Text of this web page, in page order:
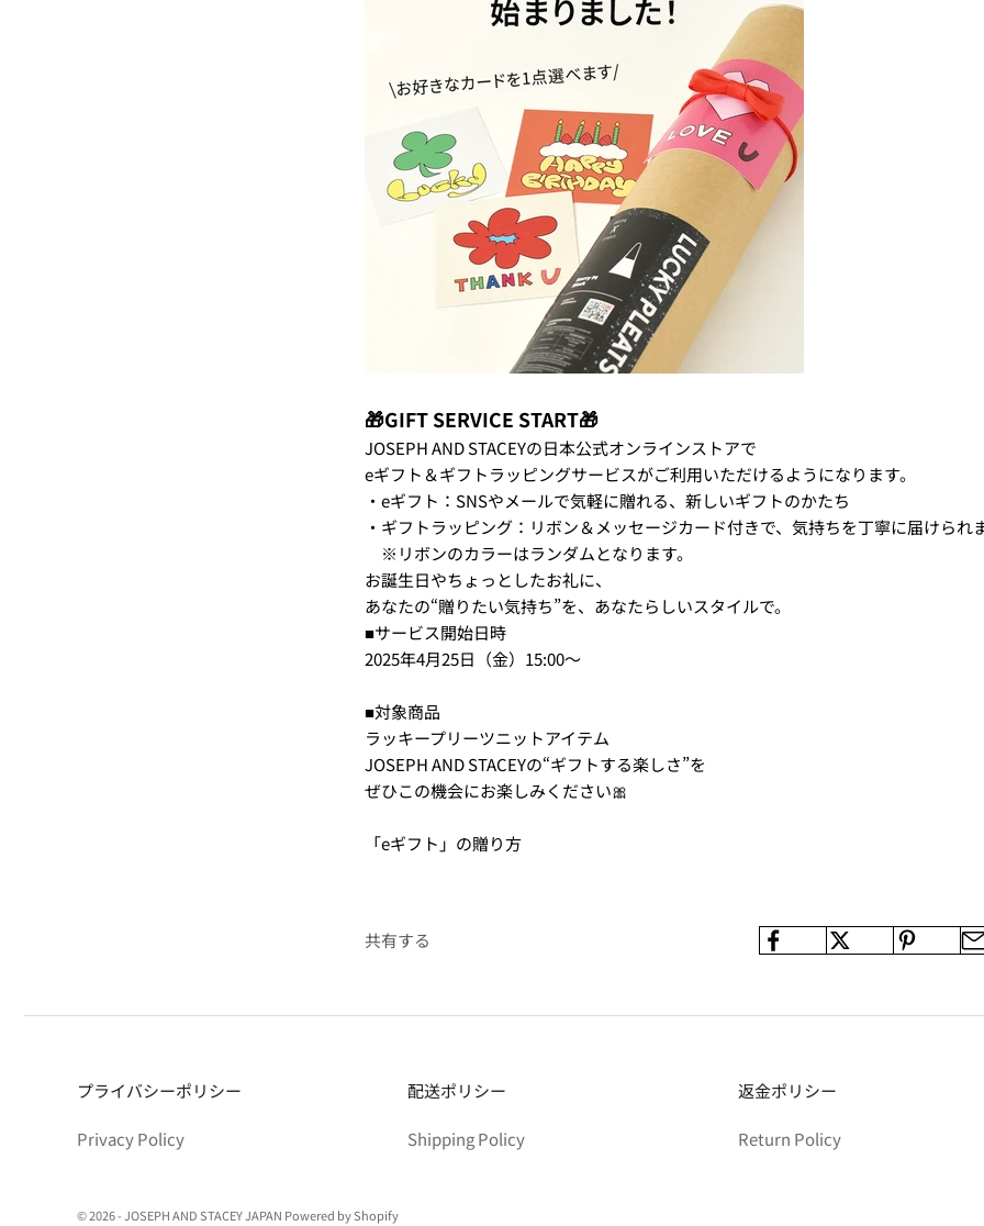
🎁GIFT SERVICE START🎁
JOSEPH AND STACEYの日本公式オンラインストアで
eギフト＆ギフトラッピングサービスがご利用いただけるようになります。
・eギフト：SNSやメールで気軽に贈れる、新しいギフトのかたち
・ギフトラッピング：リボン＆メッセージカード付きで、気持ちを丁寧に届けられ
※リボンのカラーはランダムとなります。
お誕生日やちょっとしたお礼に、
あなたの“贈りたい気持ち”を、あなたらしいスタイルで。
■サービス開始日時
2025年4月25日（金）15:00〜
■対象商品
ラッキープリーツニットアイテム
JOSEPH AND STACEYの“ギフトする楽しさ”を
ぜひこの機会にお楽しみください🎀
「eギフト」の贈り方
共有する
プライバシーポリシー
Privacy Policy
配送ポリシー
Shipping Policy
返金ポリシー
Return Policy
© 2026 - JOSEPH AND STACEY JAPAN Powered by Shopify